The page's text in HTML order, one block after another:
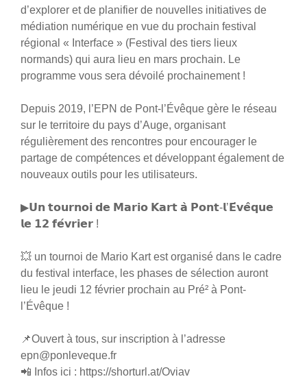
d’explorer et de planifier de nouvelles initiatives de
médiation numérique en vue du prochain festival
régional « Interface » (Festival des tiers lieux
normands) qui aura lieu en mars prochain. Le
programme vous sera dévoilé prochainement !
Depuis 2019, l’EPN de Pont-l’Évêque gère le réseau
sur le territoire du pays d’Auge, organisant
régulièrement des rencontres pour encourager le
partage de compétences et développant également de
nouveaux outils pour les utilisateurs.
▶𝗨𝗻 𝘁𝗼𝘂𝗿𝗻𝗼𝗶 𝗱𝗲 𝗠𝗮𝗿𝗶𝗼 𝗞𝗮𝗿𝘁 𝗮̀ 𝗣𝗼𝗻𝘁-𝗹’𝗘́𝘃𝗲̂𝗾𝘂𝗲
𝗹𝗲 𝟭𝟮 𝗳𝗲́𝘃𝗿𝗶𝗲𝗿 !
💥 un tournoi de Mario Kart est organisé dans le cadre
du festival interface, les phases de sélection auront
lieu le jeudi 12 février prochain au Pré² à Pont-
l’Évêque !
📌Ouvert à tous, sur inscription à l’adresse
epn@ponleveque.fr
📲 Infos ici : https://shorturl.at/Oviav